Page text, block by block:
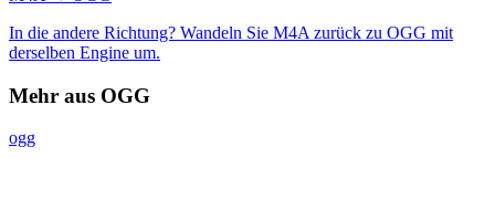
In die andere Richtung? Wandeln Sie M4A zurück zu OGG mit
derselben Engine um.
Mehr aus OGG
ogg